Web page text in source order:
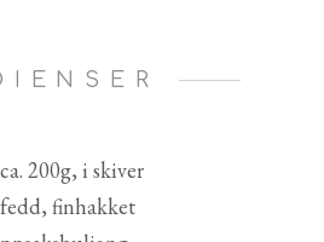
200g, i skiver
finhakket